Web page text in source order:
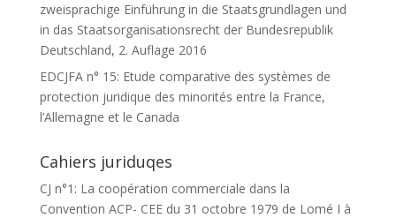
zweisprachige Einführung in die Staatsgrundlagen und
in das Staatsorganisationsrecht der Bundesrepublik
Deutschland, 2. Auflage 2016
EDCJFA n° 15: Etude comparative des systèmes de
protection juridique des minorités entre la France,
l’Allemagne et le Canada
Cahiers juriduqes
CJ n°1: La coopération commerciale dans la
Convention ACP- CEE du 31 octobre 1979 de Lomé I à